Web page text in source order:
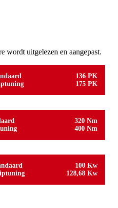
wordt uitgelezen en aangepast.
136 PK
175 PK
320 Nm
400 Nm
100 Kw
128,68 Kw